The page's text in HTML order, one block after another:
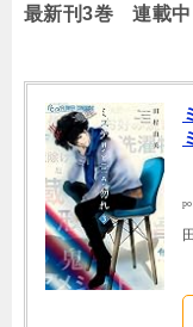
最新刊3巻 連載中